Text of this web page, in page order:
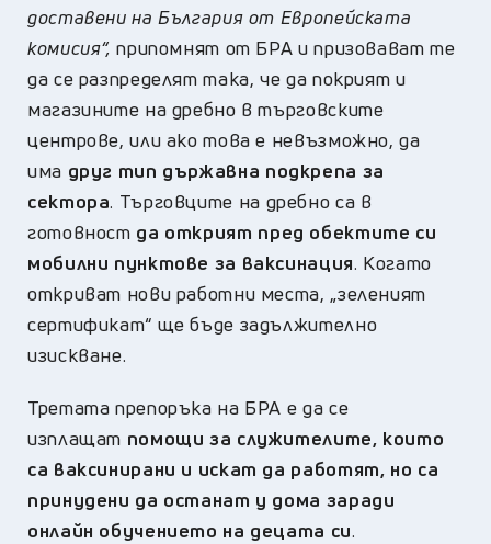
доставени на България от Европейската
комисия“, припомнят от БРА и призовават те
да се разпределят така, че да покрият и
магазините на дребно в търговските
центрове, или ако това е невъзможно, да
има друг тип държавна подкрепа за
сектора. Търговците на дребно са в
готовност да открият пред обектите си
мобилни пунктове за ваксинация. Когато
откриват нови работни места, „зеленият
сертификат“ ще бъде задължително
изискване.
Третата препоръка на БРА е да се
изплащат помощи за служителите, които
са ваксинирани и искат да работят, но са
принудени да останат у дома заради
онлайн обучението на децата си.